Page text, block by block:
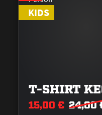
KIDS
T-SHIRT
15,00 € 24,00